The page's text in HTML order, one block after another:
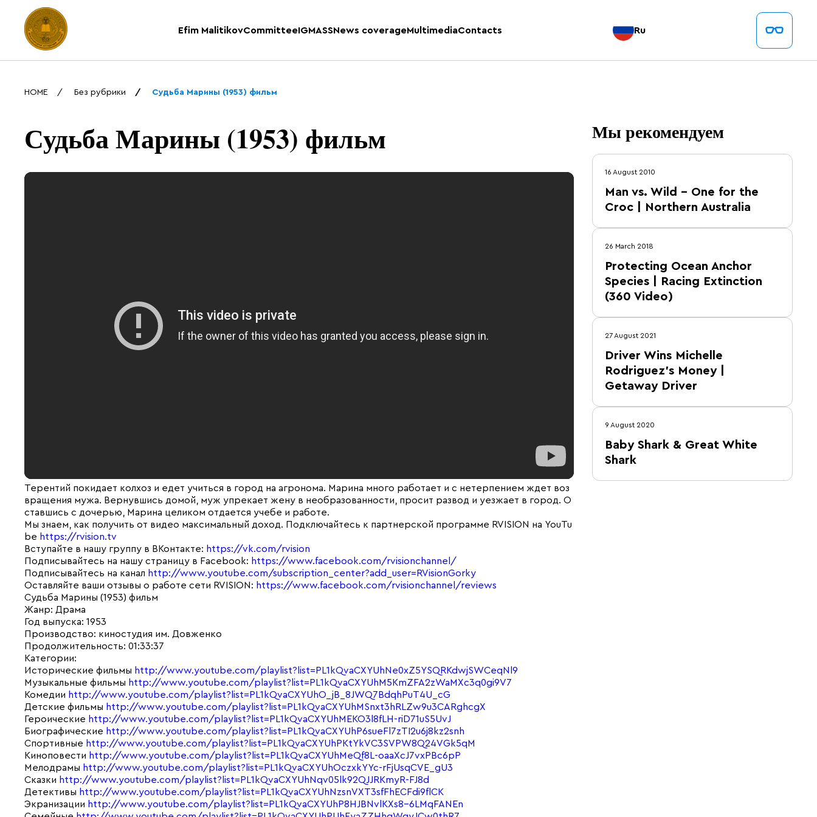
Efim MalitikovCommitteeIGMASSNews coverageMultimediaContacts Ru
HOME Без рубрики Судьба Марины (1953) фильм
Судьба Марины (1953) фильм
Терентий покидает колхоз и едет учиться в город на агронома. Марина много работает и с нетерпением ждет воз
вращения мужа. Вернувшись домой, муж упрекает жену в необразованности, просит развод и уезжает в город. О
ставшись с дочерью, Марина целиком отдается учебе и работе.
Мы знаем, как получить от видео максимальный доход. Подключайтесь к партнерской программе RVISION на YouTu
be https://rvision.tv
Вступайте в нашу группу в ВКонтакте: https://vk.com/rvision
Подписывайтесь на нашу страницу в Facebook: https://www.facebook.com/rvisionchannel/
Подписывайтесь на канал http://www.youtube.com/subscription_center?add_user=RVisionGorky
Оставляйте ваши отзывы о работе сети RVISION: https://www.facebook.com/rvisionchannel/reviews
Судьба Марины (1953) фильм
Жанр: Драма
Год выпуска: 1953
Производство: киностудия им. Довженко
Продолжительность: 01:33:37
Категории:
Исторические фильмы http://www.youtube.com/playlist?list=PL1kQvaCXYUhNe0xZ5YSQRKdwjSWCeqNl9
Музыкальные фильмы http://www.youtube.com/playlist?list=PL1kQvaCXYUhM5KmZFA2zWaMXc3q0gi9V7
Комедии http://www.youtube.com/playlist?list=PL1kQvaCXYUhO_jB_8JWQ7BdqhPuT4U_cG
Детские фильмы http://www.youtube.com/playlist?list=PL1kQvaCXYUhMSnxt3hRLZw9u3CARghcgX
Героические http://www.youtube.com/playlist?list=PL1kQvaCXYUhMEKO3l8fLH-riD71uS5UvJ
Биографические http://www.youtube.com/playlist?list=PL1kQvaCXYUhP6sueFl7zTI2u6j8kz2snh
Спортивные http://www.youtube.com/playlist?list=PL1kQvaCXYUhPKtYkVC3SVPW8Q24VGk5qM
Киноповести http://www.youtube.com/playlist?list=PL1kQvaCXYUhMeQf8L-oaaXcJ7vxPBc6pP
Мелодрамы http://www.youtube.com/playlist?list=PL1kQvaCXYUhOczxkYYc-rFjUsqCVE_gU3
Сказки http://www.youtube.com/playlist?list=PL1kQvaCXYUhNqv05lk92QJJRKmyR-FJ8d
Детективы http://www.youtube.com/playlist?list=PL1kQvaCXYUhNzsnVXT3sfFhECFdi9flCK
Экранизации http://www.youtube.com/playlist?list=PL1kQvaCXYUhP8HJBNvlKXs8-6LMqFANEn
Мы рекомендуем
16 August 2010
Man vs. Wild – One for the
Croc | Northern Australia
26 March 2018
Protecting Ocean Anchor
Species | Racing Extinction
(360 Video)
27 August 2021
Driver Wins Michelle
Rodriguez's Money |
Getaway Driver
9 August 2020
Baby Shark & Great White
Shark